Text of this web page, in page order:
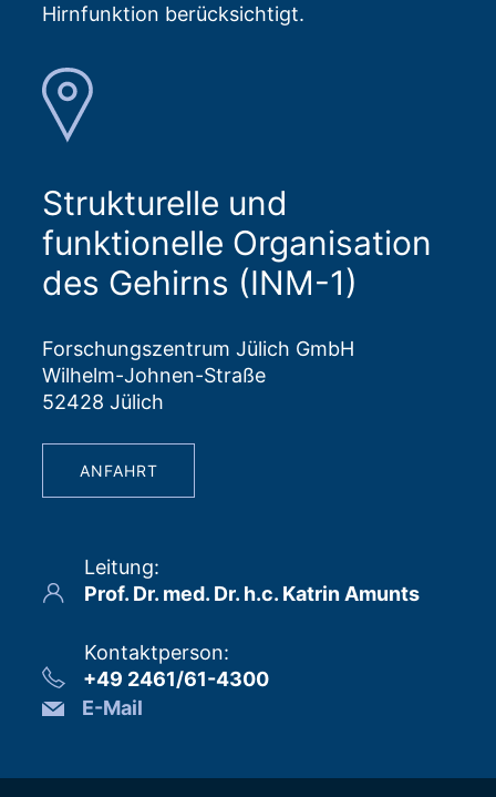
Hirnfunktion berücksichtigt.
Strukturelle und
funktionelle Organisation
des Gehirns (INM-1)
Forschungszentrum Jülich GmbH
Wilhelm-Johnen-Straße
52428 Jülich
ANFAHRT
Leitung:
Prof. Dr. med. Dr. h.c. Katrin Amunts
Kontaktperson:
+49 2461/61-4300
E-Mail